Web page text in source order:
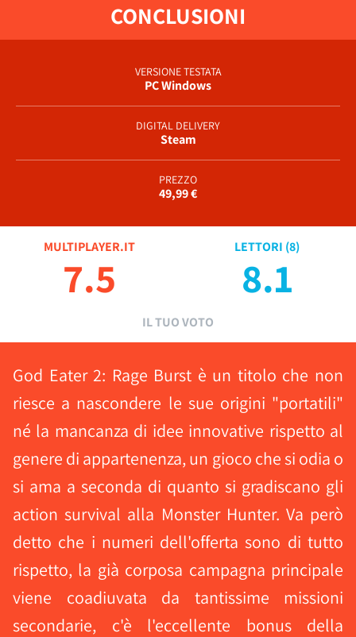
CONCLUSIONI
VERSIONE TESTATA
PC Windows
DIGITAL DELIVERY
Steam
PREZZO
49,99 €
MULTIPLAYER.IT
7.5
LETTORI (8)
8.1
IL TUO VOTO
God Eater 2: Rage Burst è un titolo che non
riesce a nascondere le sue origini "portatili"
né la mancanza di idee innovative rispetto al
genere di appartenenza, un gioco che si odia o
si ama a seconda di quanto si gradiscano gli
action survival alla Monster Hunter. Va però
detto che i numeri dell'offerta sono di tutto
rispetto, la già corposa campagna principale
viene coadiuvata da tantissime missioni
secondarie, c'è l'eccellente bonus della